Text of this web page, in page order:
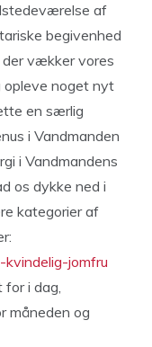
af
begivenhed
vækker vores
opleve noget nyt
en særlig
i Vandmanden
i Vandmandens
os dykke ned i
kategorier af
jomfru
for i dag,
måneden og